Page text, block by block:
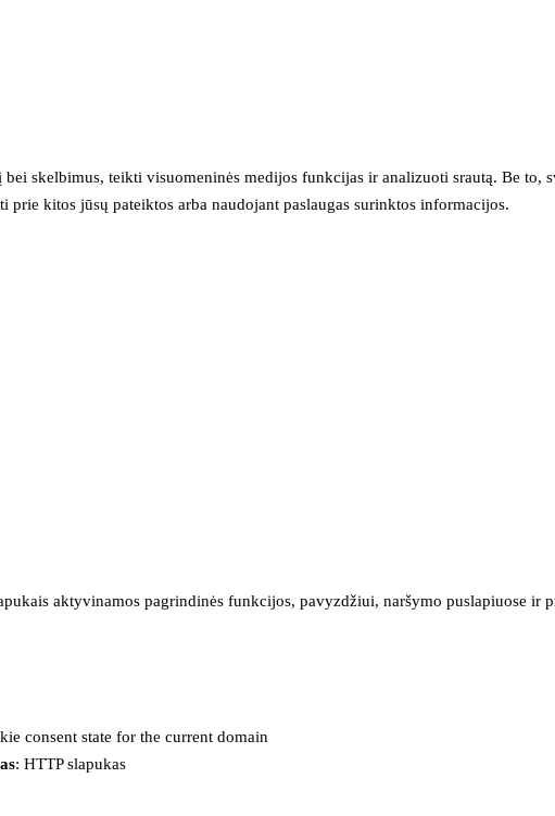
skelbimus, teikti visuomeninės medijos funkcijas ir analizuoti srautą. Be to,
kitos jūsų pateiktos arba naudojant paslaugas surinktos informacijos.
aktyvinamos pagrindinės funkcijos, pavyzdžiui, naršymo puslapiuose ir
consent state for the current domain
: HTTP slapukas